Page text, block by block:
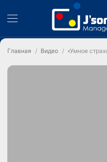
Главная Видео «Умное